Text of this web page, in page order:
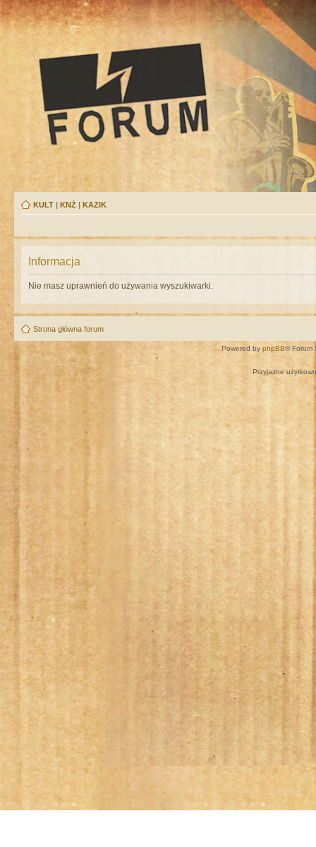
KULT | KNŻ | KAZIK
Informacja
Nie masz uprawnień do używania wyszukiwarki.
Strona główna forum
Powered by phpBB® Forum
Przyjazne